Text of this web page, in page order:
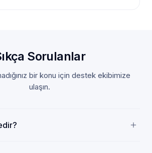
Sorulanlar
bir konu için destek ekibimize
ulaşın.